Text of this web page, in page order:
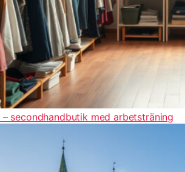
secondhandbutik med arbetsträning